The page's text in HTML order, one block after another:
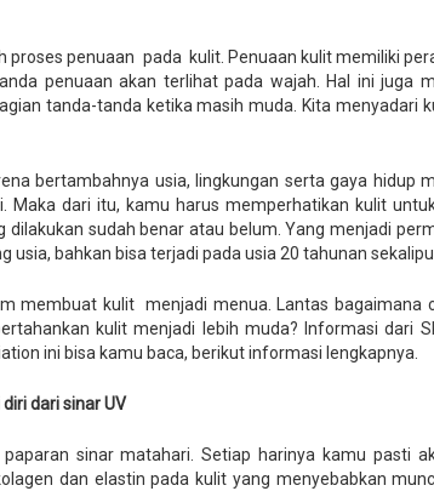
proses penuaan pada kulit. Penuaan kulit memiliki
penuaan akan terlihat pada wajah. Hal ini juga
tanda-tanda ketika masih muda. Kita menyadari
bertambahnya usia, lingkungan serta gaya hidup
Maka dari itu, kamu harus memperhatikan kulit
sudah benar atau belum. Yang menjadi
bahkan bisa terjadi pada usia 20 tahunan
membuat kulit menjadi menua. Lantas bagaimana
kulit menjadi lebih muda? Informasi dari
ini bisa kamu baca, berikut informasi lengkapnya.
dari sinar UV
sinar matahari. Setiap harinya kamu pasti
dan elastin pada kulit yang menyebabkan